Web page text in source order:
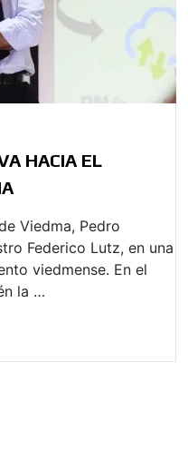
HACIA EL
Viedma, Pedro
Federico Lutz, en una
viedmense. En el
la …